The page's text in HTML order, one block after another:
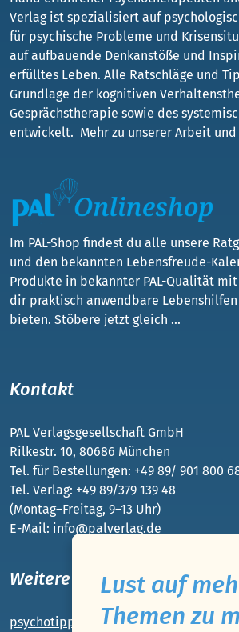
Verlag ist spezialisiert auf
für psychische Probleme und
auf aufbauende Denkanstöße und
erfülltes Leben. Alle Ratschläge und
Grundlage der kognitiven
Gesprächstherapie sowie des
entwickelt. Mehr zu unserer Arbeit
Im PAL-Shop findest du alle unsere
und den bekannten Lebensfreude-
Produkte in bekannter PAL-Qualität
dir praktisch anwendbare Lebenshilfen
bieten. Stöbere jetzt gleich ...
Kontakt
PAL Verlagsgesellschaft GmbH
Rilkestr. 10, 80686 München
Tel. für Bestellungen: +49 89/ 901 800
Tel. Verlag: +49 89/379 139 48
(Montag–Freitag, 9–13 Uhr)
E-Mail: info@palverlag.de
Weitere PAL-Webseiten
psychotipps.com
Lust auf
Themen zu